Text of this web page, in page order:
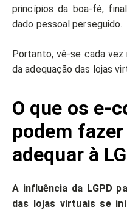
princípios da boa-fé,
dado pessoal perseguido.
Portanto, vê-se cada
da adequação das lojas
O que os e-
podem
adequar à
A influência da LGPD
das lojas virtuais se